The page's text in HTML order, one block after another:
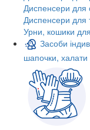
Диспенсери для
Диспенсери для
Урни, кошики
Засоби
шапочки, халати